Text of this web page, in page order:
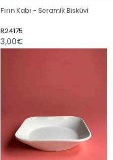
Fırın Kabı - Seramik Bisküvi
R24175
3,00€